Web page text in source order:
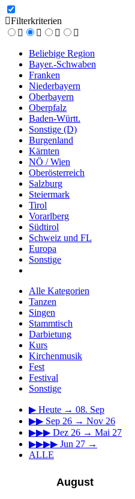
Filterkriterien
Beliebige Region
Bayer.-Schwaben
Franken
Niederbayern
Oberbayern
Oberpfalz
Baden-Württ.
Sonstige (D)
Burgenland
Kärnten
NÖ / Wien
Oberösterreich
Salzburg
Steiermark
Tirol
Vorarlberg
Südtirol
Schweiz und FL
Europa
Sonstige
Alle Kategorien
Tanzen
Singen
Stammtisch
Darbietung
Kurs
Kirchenmusik
Fest
Festival
Sonstige
▶ Heute → 08. Sep
▶▶ Sep 26 → Nov 26
▶▶▶ Dez 26 → Mai 27
▶▶▶▶ Jun 27 →
ALLE
August